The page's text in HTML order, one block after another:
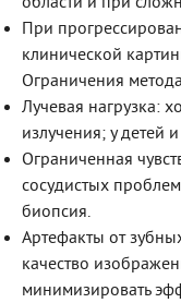
При
клинической
Ограничения метода
Лучевая нагрузка:
излучения; у
Ограниченная
сосудистых
биопсия.
Артефакты от
качество
минимизировать